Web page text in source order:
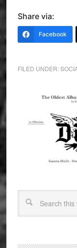
Share via:
Facebook
FILED UNDER: